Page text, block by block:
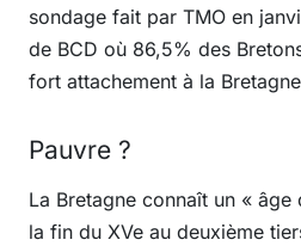
sondage fait par TMO en
de BCD où 86,5% des
fort attachement à la
Pauvre ?
La Bretagne connaît un « âge
la fin du XVe au deuxième